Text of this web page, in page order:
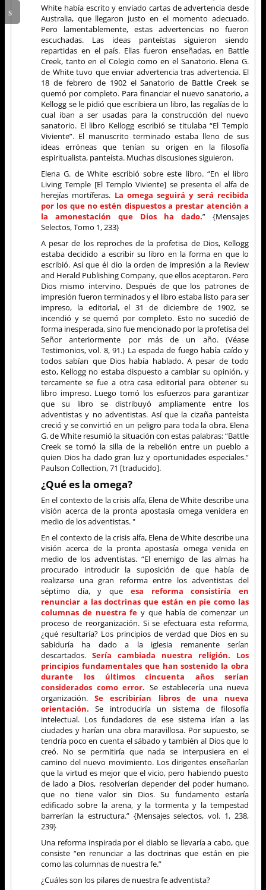
White había escrito y enviado cartas de advertencia desde
Australia, que llegaron justo en el momento adecuado.
Pero lamentablemente, estas advertencias no fueron
escuchadas. Las ideas panteístas siguieron siendo
repartidas en el país. Ellas fueron enseñadas, en Battle
Creek, tanto en el Colegio como en el Sanatorio. Elena G.
de White tuvo que enviar advertencia tras advertencia. El
18 de febrero de 1902 el Sanatorio de Battle Creek se
quemó por completo. Para financiar el nuevo sanatorio, a
Kellogg se le pidió que escribiera un libro, las regalías de lo
cual iban a ser usadas para la construcción del nuevo
sanatorio. El libro Kellogg escribió se titulaba “El Templo
Viviente”. El manuscrito terminado estaba lleno de sus
ideas erróneas que tenían su origen en la filosofía
espiritualista, panteísta. Muchas discusiones siguieron.
Elena G. de White escribió sobre este libro. “En el libro
Living Temple [El Templo Viviente] se presenta el alfa de
herejías mortíferas. La omega seguirá y será recibida
por los que no estén dispuestos a prestar atención a
la amonestación que Dios ha dado.” {Mensajes
Selectos, Tomo 1, 233}
A pesar de los reproches de la profetisa de Dios, Kellogg
estaba decidido a escribir su libro en la forma en que lo
escribió. Así que él dio la orden de impresión a la Review
and Herald Publishing Company, que ellos aceptaron. Pero
Dios mismo intervino. Después de que los patrones de
impresión fueron terminados y el libro estaba listo para ser
impreso, la editorial, el 31 de diciembre de 1902, se
incendió y se quemó por completo. Esto no sucedió de
forma inesperada, sino fue mencionado por la profetisa del
Señor anteriormente por más de un año. (Véase
Testimonios, vol. 8, 91.) La espada de fuego había caído y
todos sabían que Dios había hablado. A pesar de todo
esto, Kellogg no estaba dispuesto a cambiar su opinión, y
tercamente se fue a otra casa editorial para obtener su
libro impreso. Luego tomó los esfuerzos para garantizar
que su libro se distribuyó ampliamente entre los
adventistas y no adventistas. Así que la cizaña panteísta
creció y se convirtió en un peligro para toda la obra. Elena
G. de White resumió la situación con estas palabras: “Battle
Creek se tornó la silla de la rebelión entre un pueblo a
quien Dios ha dado gran luz y oportunidades especiales.”
Paulson Collection, 71 [traducido].
¿Qué es la omega?
En el contexto de la crisis alfa, Elena de White describe una
visión acerca de la pronta apostasía omega venidera en
medio de los adventistas. "
En el contexto de la crisis alfa, Elena de White describe una
visión acerca de la pronta apostasía omega venida en
medio de los adventistas. “El enemigo de las almas ha
procurado introducir la suposición de que había de
realizarse una gran reforma entre los adventistas del
séptimo día, y que esa reforma consistiría en
renunciar a las doctrinas que están en pie como las
columnas de nuestra fe y que había de comenzar un
proceso de reorganización. Si se efectuara esta reforma,
¿qué resultaría? Los principios de verdad que Dios en su
sabiduría ha dado a la iglesia remanente serían
descartados. Sería cambiada nuestra religión. Los
principios fundamentales que han sostenido la obra
durante los últimos cincuenta años serían
considerados como error. Se establecería una nueva
organización.Se escribirían libros de una nueva
orientación. Se introduciría un sistema de filosofía
intelectual. Los fundadores de ese sistema irían a las
ciudades y harían una obra maravillosa. Por supuesto, se
tendría poco en cuenta el sábado y también al Dios que lo
creó. No se permitiría que nada se interpusiera en el
camino del nuevo movimiento. Los dirigentes enseñarían
que la virtud es mejor que el vicio, pero habiendo puesto
de lado a Dios, resolverían depender del poder humano,
que no tiene valor sin Dios. Su fundamento estaría
edificado sobre la arena, y la tormenta y la tempestad
barrerían la estructura.” {Mensajes selectos, vol. 1, 238,
239}
Una reforma inspirada por el diablo se llevaría a cabo, que
consiste “en renunciar a las doctrinas que están en pie
como las columnas de nuestra fe.”
¿Cuáles son los pilares de nuestra fe adventista?